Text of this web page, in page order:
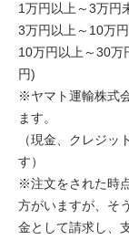
1万円以上～3万円
3万円以上～10万
10万円以上～30
円)
※ヤマト運輸株式
ます。
（現金、クレジッ
す）
※注文をされた時
方がいますが、そ
金として請求し、